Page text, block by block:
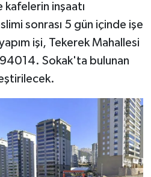
inşaatı
sonrası 5 gün içinde işe
işi, Tekerek Mahallesi
94014. Sokak'ta bulunan